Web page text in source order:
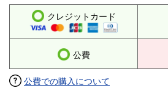
クレジットカード
公費
公費での購入について